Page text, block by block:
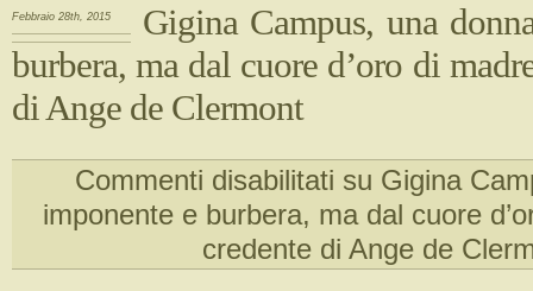
Febbraio 28th, 2015
Gigina Campus, una
burbera, ma dal cuore d’oro di
di Ange de Clermont
Commenti disabilitati su Gigina
imponente e burbera, ma dal cuore
credente di Ange de